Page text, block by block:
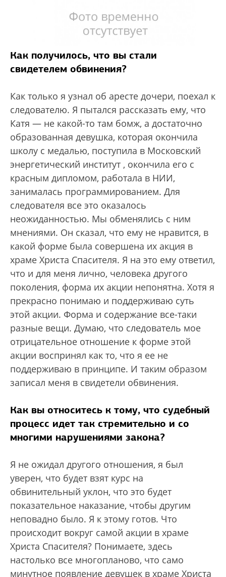
Как получилось, что вы стали
свидетелем обвинения?
Как только я узнал об аресте дочери, поехал к
следователю. Я пытался рассказать ему, что
Катя — не какой-то там бомж, а достаточно
образованная девушка, которая окончила
школу с медалью, поступила в Московский
энергетический институт , окончила его с
красным дипломом, работала в НИИ,
занималась программированием. Для
следователя все это оказалось
неожиданностью. Мы обменялись с ним
мнениями. Он сказал, что ему не нравится, в
какой форме была совершена их акция в
храме Христа Спасителя. Я на это ему ответил,
что и для меня лично, человека другого
поколения, форма их акции непонятна. Хотя я
прекрасно понимаю и поддерживаю суть
этой акции. Форма и содержание все-таки
разные вещи. Думаю, что следователь мое
отрицательное отношение к форме этой
акции воспринял как то, что я ее не
поддерживаю в принципе. И таким образом
записал меня в свидетели обвинения.
Как вы относитесь к тому, что судебный
процесс идет так стремительно и со
многими нарушениями закона?
Я не ожидал другого отношения, я был
уверен, что будет взят курс на
обвинительный уклон, что это будет
показательное наказание, чтобы другим
неповадно было. Я к этому готов. Что
происходит вокруг самой акции в храме
Христа Спасителя? Понимаете, здесь
настолько все многопланово, что само
минутное появление девушек в храме Христа